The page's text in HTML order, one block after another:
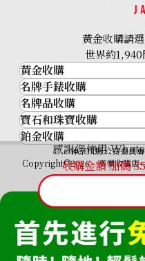
感謝您使用
收購金額 加碼
黃金收購請
世界約
黃金收購
黃金･金條
金條
金幣及銀幣
過去十年黃金價格
金飾
金戒指
金頸鍊
名牌手錶收購
名牌手錶收購
勞力士 (Rolex)
Patek Philippe
Audemars Piguet
Vacheron
A. Lange & Söhne
Breguet
名牌品收購
名牌品收購
HERMES
LOUIS VUITTON
CHANEL
卡地亞（Cartier）
CELINE
FENDI
Christian Dior
寶石和珠寶收購
寶石和珠寶
祖母綠
藍寶石
紅寶石
鉑金收購
神奈川縣公安委員
Copyright©2026 高價收購店